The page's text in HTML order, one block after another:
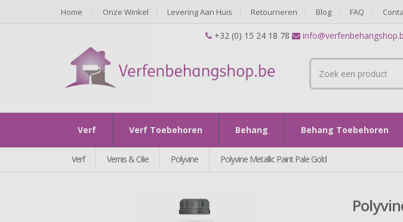
Home Onze Winkel Levering Aan Huis Retourneren Blog FAQ
+32 (0) 15 24 18 78
Verf Verf Toebehoren Behang Behang Toebehoren
Verf Vernis & Olie Polyvine Polyvine Metallic Paint Pale Gold